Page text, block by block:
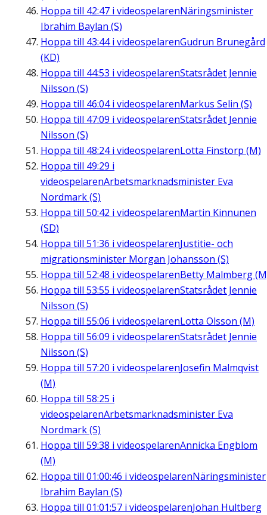
Hoppa till 42:47 i videospelarenNäringsminister
Ibrahim Baylan (S)
Hoppa till 43:44i videospelarenGudrun Brunegård
(KD)
Hoppa till 44:53 i videospelarenStatsrådet Jennie
Nilsson (S)
Hoppa till 46:04i videospelarenMarkus Selin (S)
Hoppa till 47:09 i videospelarenStatsrådet Jennie
Nilsson (S)
Hoppa till 48:24i videospelarenLotta Finstorp (M)
Hoppa till 49:29 i
videospelarenArbetsmarknadsminister Eva
Nordmark (S)
Hoppa till 50:42 i videospelarenMartin Kinnunen
(SD)
Hoppa till 51:36 i videospelarenJustitie- och
migrationsminister Morgan Johansson (S)
Hoppa till 52:48 i videospelarenBetty Malmberg
Hoppa till 53:55 i videospelarenStatsrådet Jennie
Nilsson (S)
Hoppa till 55:06 i videospelarenLotta Olsson (M)
Hoppa till 56:09 i videospelarenStatsrådet Jennie
Nilsson (S)
Hoppa till 57:20 i videospelarenJosefin Malmqvist
(M)
Hoppa till 58:25 i
videospelarenArbetsmarknadsminister Eva
Nordmark (S)
Hoppa till 59:38 i videospelarenAnnicka Engblom
(M)
Hoppa till 01:00:46 i videospelarenNäringsminister
Ibrahim Baylan (S)
Hoppa till 01:01:57 i videospelarenJohan Hultberg